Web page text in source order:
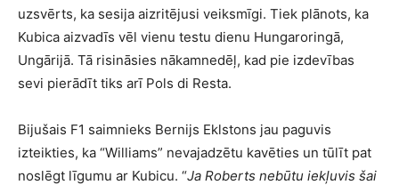
uzsvērts, ka sesija aizritējusi veiksmīgi. Tiek plānots, ka
Kubica aizvadīs vēl vienu testu dienu Hungaroringā,
Ungārijā. Tā risināsies nākamnedēļ, kad pie izdevības
sevi pierādīt tiks arī Pols di Resta.
Bijušais F1 saimnieks Bernijs Eklstons jau paguvis
izteikties, ka “Williams” nevajadzētu kavēties un tūlīt pat
noslēgt līgumu ar Kubicu. “Ja Roberts nebūtu iekļuvis šai